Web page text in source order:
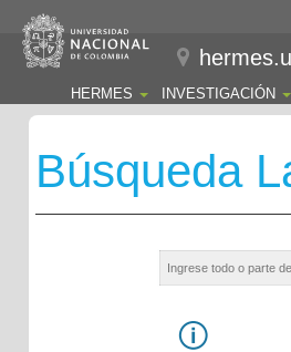
HERMES INVESTIGACIÓN
Búsqueda